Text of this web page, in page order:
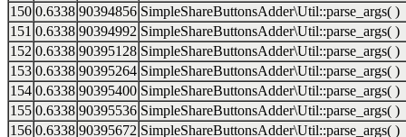
150 0.6338 90394856 SimpleShareButtonsAdder\Util::parse_args( )
151 0.6338 90394992 SimpleShareButtonsAdder\Util::parse_args( )
152 0.6338 90395128 SimpleShareButtonsAdder\Util::parse_args( )
153 0.6338 90395264 SimpleShareButtonsAdder\Util::parse_args( )
154 0.6338 90395400 SimpleShareButtonsAdder\Util::parse_args( )
155 0.6338 90395536 SimpleShareButtonsAdder\Util::parse_args( )
156 0.6338 90395672 SimpleShareButtonsAdder\Util::parse_args( )